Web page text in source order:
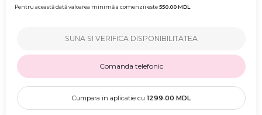
Pentru această dată valoarea minimă a comenzii este550.00MDL
SUNA SI VERIFICA DISPONIBILITATEA
Comanda telefonic
Cumpara in aplicatie cu 1299.00 MDL